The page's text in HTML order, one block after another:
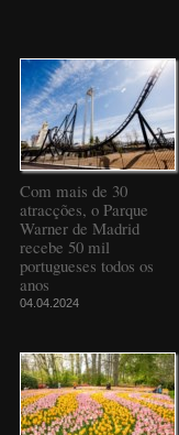
Com mais de 30
atracções, o Parque
Warner de Madrid
recebe 50 mil
portugueses todos os
anos
04.04.2024